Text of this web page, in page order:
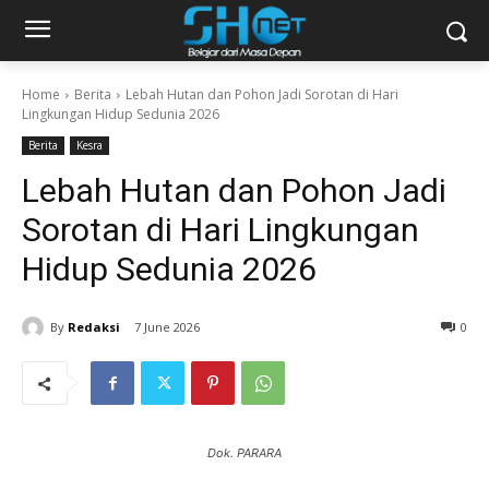
Home Berita
Lebah Hutan dan Pohon Jadi Sorotan di Hari
Lingkungan Hidup Sedunia 2026
Berita Kesra
Lebah Hutan dan Pohon Jadi
Sorotan di Hari Lingkungan
Hidup Sedunia 2026
By Redaksi 7 June 2026 0
Dok. PARARA